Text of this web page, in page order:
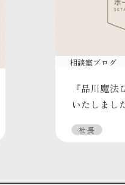
相談室ブログ
『品川魔
いたしまし
社長